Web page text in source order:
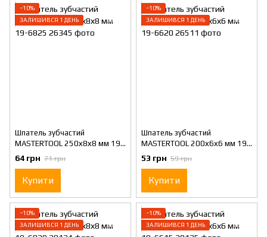
−10%
ЗАЛИШИВСЯ 1 ДЕНЬ
Шпатель зубчастий
MASTERTOOL 250х8х8 мм 19-
6825
64 грн 71 грн
Купити
−10%
ЗАЛИШИВСЯ 1 ДЕНЬ
Шпатель зубчастий
MASTERTOOL 200х6х6 мм 19-
6620
53 грн 59 грн
Купити
−10%
ЗАЛИШИВСЯ 1 ДЕНЬ
−10%
ЗАЛИШИВСЯ 1 ДЕНЬ